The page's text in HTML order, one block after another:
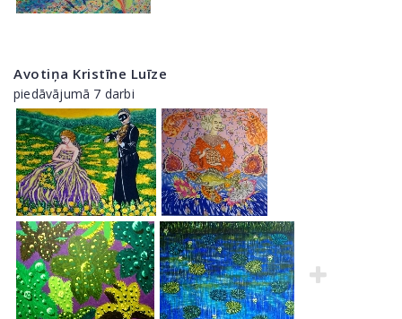
Avotiņa Kristīne Luīze
piedāvājumā 7 darbi